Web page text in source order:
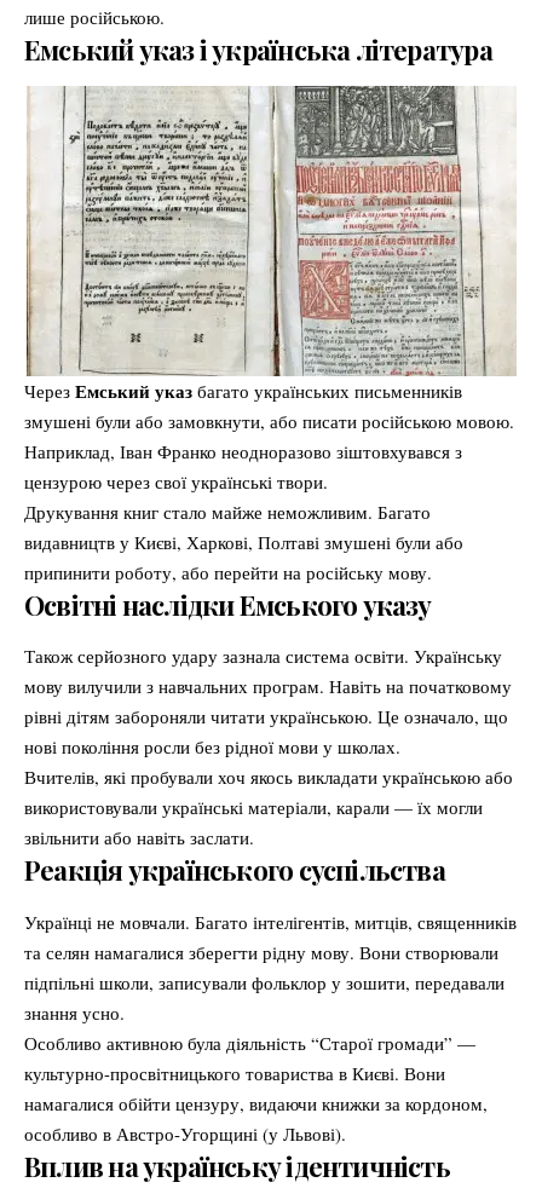
лише російською.
Емський указ і українська література
Через Емський указ багато українських письменників
змушені були або замовкнути, або писати російською мовою.
Наприклад, Іван Франко неодноразово зіштовхувався з
цензурою через свої українські твори.
Друкування книг стало майже неможливим. Багато
видавництв у Києві, Харкові, Полтаві змушені були або
припинити роботу, або перейти на російську мову.
Освітні наслідки Емського указу
Також серйозного удару зазнала система освіти. Українську
мову вилучили з навчальних програм. Навіть на початковому
рівні дітям забороняли читати українською. Це означало, що
нові покоління росли без рідної мови у школах.
Вчителів, які пробували хоч якось викладати українською або
використовували українські матеріали, карали — їх могли
звільнити або навіть заслати.
Реакція українського суспільства
Українці не мовчали. Багато інтелігентів, митців, священників
та селян намагалися зберегти рідну мову. Вони створювали
підпільні школи, записували фольклор у зошити, передавали
знання усно.
Особливо активною була діяльність “Старої громади” —
культурно-просвітницького товариства в Києві. Вони
намагалися обійти цензуру, видаючи книжки за кордоном,
особливо в Австро-Угорщині (у Львові).
Вплив на українську ідентичність